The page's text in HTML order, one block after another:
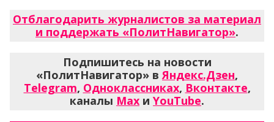
Отблагодарить журналистов за материал
и поддержать «ПолитНавигатор».
Подпишитесь на новости
«ПолитНавигатор» вЯндекс.Дзен,
Telegram, Одноклассниках, Вконтакте,
каналы Max и YouTube.